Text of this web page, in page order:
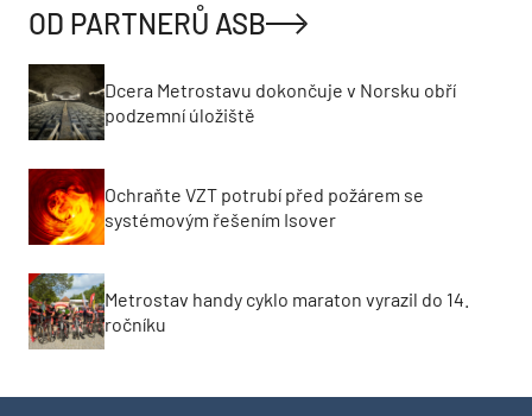
OD PARTNERŮ ASB
Dcera Metrostavu dokončuje v Norsku obří
podzemní úložiště
Ochraňte VZT potrubí před požárem se
systémovým řešením Isover
Metrostav handy cyklo maraton vyrazil do 14.
ročníku